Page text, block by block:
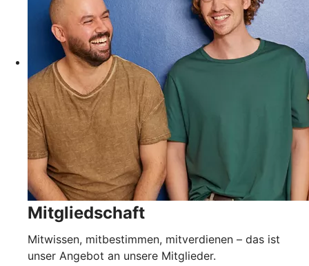
Mitgliedschaft
Mitwissen, mitbestimmen, mitverdienen – das ist
unser Angebot an unsere Mitglieder.